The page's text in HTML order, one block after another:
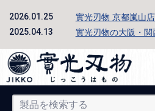
2026.01.25 實光刃物 京都嵐山
2025.04.13 實光刃物の大阪・